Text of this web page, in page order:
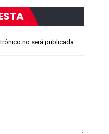
no será publicada.